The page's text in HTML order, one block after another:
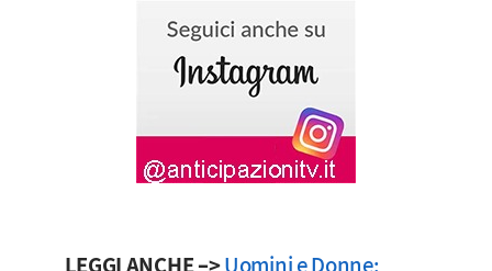
LEGGI ANCHE –>Uomini e Donne: